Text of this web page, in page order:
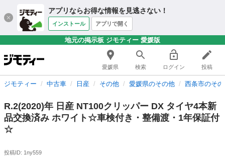
アプリならお得な情報を見逃さない！
インストール アプリで開く
地元の掲示板 ジモティー 愛媛版
愛媛県 検索 ログイン 投稿
ジモティー 中古車 日産 その他 愛媛県のその他 西条市のそ
R.2(2020)年 日産 NT100クリッパー DX タイヤ4本新
品交換済み ホワイト☆車検付き・整備渡・1年保証付
☆
投稿ID: 1ny559